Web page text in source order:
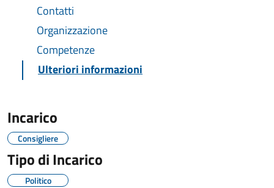
Contatti
Organizzazione
Competenze
Ulteriori informazioni
Incarico
Consigliere
Tipo di Incarico
Politico